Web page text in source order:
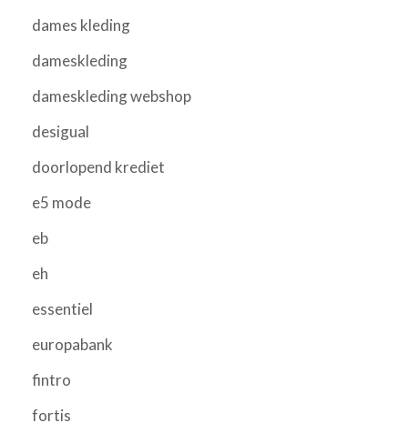
dames kleding
dameskleding
dameskleding webshop
desigual
doorlopend krediet
e5 mode
eb
eh
essentiel
europabank
fintro
fortis